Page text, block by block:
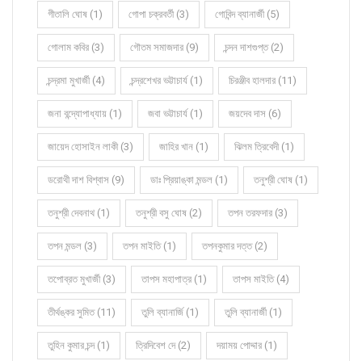
গীতালি ঘোষ (1) গোপা চক্রবর্তী (3) গোবিন্দ ব্যানার্জী (5)
গোলাম কবির (3) গৌতম সমাজদার (9) চন্দন দাশগুপ্ত (2)
চন্দ্রমা মুখার্জী (4) চন্দ্রশেখর ভট্টাচার্য (1) চিরঞ্জীব হালদার (11)
জনা বন্দ্যোপাধ্যায় (1) জবা ভট্টাচার্য (1) জয়দেব দাস (6)
জায়েদ হোসাইন লাকী (3) জাহির খান (1) ঝিলম ত্রিবেদী (1)
ডরোথী দাশ বিশ্বাস (9) ডাঃ প্রিয়াঙ্কা মন্ডল (1) তনুশ্রী ঘোষ (1)
তনুশ্রী দেবনাথ (1) তনুশ্রী বসু ঘোষ (2) তপন তরফদার (3)
তপন মন্ডল (3) তপন মাইতি (1) তপনকুমার দত্ত (2)
তপোব্রত মুখার্জী (3) তাপস মহাপাত্র (1) তাপস মাইতি (4)
তীর্থঙ্কর সুমিত (11) তুলি ব্যানার্জি (1) তুলি ব্যানার্জী (1)
তুহিন কুমার চন্দ (1) ত্রিদিবেশ দে (2) দয়াময় পোদ্দার (1)